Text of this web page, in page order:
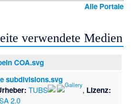
Alle Portale
verwendete Medien
COA.svg
subdivisions.svg
TUBS , Lizenz:
2.0